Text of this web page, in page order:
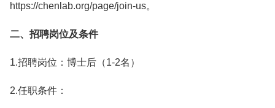
https://chenlab.org/page/join-us。
二、招聘岗位及条件
1.招聘岗位：博士后（1-2名）
2.任职条件：